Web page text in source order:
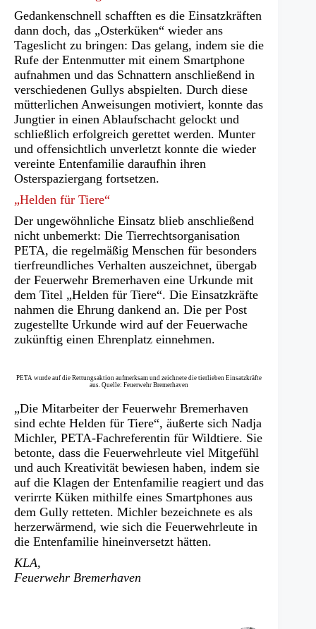
Gedankenschnell schafften es die Einsatzkräften
dann doch, das „Osterküken“ wieder ans
Tageslicht zu bringen: Das gelang, indem sie die
Rufe der Entenmutter mit einem Smartphone
aufnahmen und das Schnattern anschließend in
verschiedenen Gullys abspielten. Durch diese
mütterlichen Anweisungen motiviert, konnte das
Jungtier in einen Ablaufschacht gelockt und
schließlich erfolgreich gerettet werden. Munter
und offensichtlich unverletzt konnte die wieder
vereinte Entenfamilie daraufhin ihren
Osterspaziergang fortsetzen.
„Helden für Tiere“
Der ungewöhnliche Einsatz blieb anschließend
nicht unbemerkt: Die Tierrechtsorganisation
PETA, die regelmäßig Menschen für besonders
tierfreundliches Verhalten auszeichnet, übergab
der Feuerwehr Bremerhaven eine Urkunde mit
dem Titel „Helden für Tiere“. Die Einsatzkräfte
nahmen die Ehrung dankend an. Die per Post
zugestellte Urkunde wird auf der Feuerwache
zukünftig einen Ehrenplatz einnehmen.
PETA wurde auf die Rettungsaktion aufmerksam und zeichnete die tierlieben Einsatzkräfte
aus. Quelle: Feuerwehr Bremerhaven
„Die Mitarbeiter der Feuerwehr Bremerhaven
sind echte Helden für Tiere“, äußerte sich Nadja
Michler, PETA-Fachreferentin für Wildtiere. Sie
betonte, dass die Feuerwehrleute viel Mitgefühl
und auch Kreativität bewiesen haben, indem sie
auf die Klagen der Entenfamilie reagiert und das
verirrte Küken mithilfe eines Smartphones aus
dem Gully retteten. Michler bezeichnete es als
herzerwärmend, wie sich die Feuerwehrleute in
die Entenfamilie hineinversetzt hätten.
KLA,
Feuerwehr Bremerhaven